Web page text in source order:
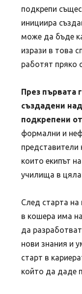
подкрепи
инициира
може да бъде
изрази в това
работят пряко
През първата
създадени
подкрепени
формални и
представители
които екипът
училища в
След старта на
в кошера има
да
нови знания и
старт в
който да даде